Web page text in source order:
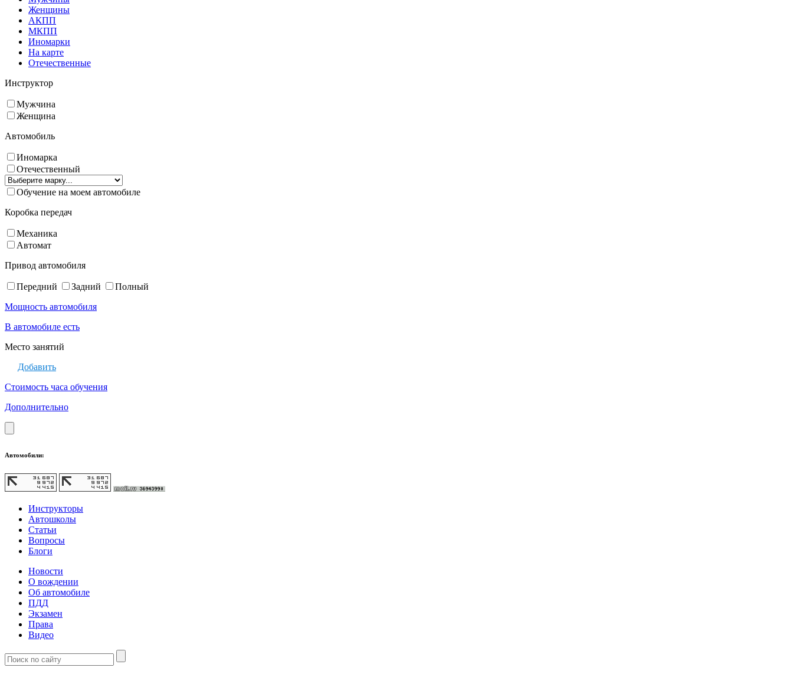
Женщины
АКПП
МКПП
Иномарки
На карте
Отечественные
Инструктор
Мужчина
Женщина
Автомобиль
Иномарка
Отечественный
Обучение на моем автомобиле
Коробка передач
Механика
Автомат
Привод автомобиля
Передний Задний
Полный
Мощность автомобиля
В автомобиле есть
Место занятий
Добавить
Стоимость часа обучения
Дополнительно
Автомобили:
Инструкторы
Автошколы
Статьи
Вопросы
Блоги
Новости
О вождении
Об автомобиле
ПДД
Экзамен
Права
Видео